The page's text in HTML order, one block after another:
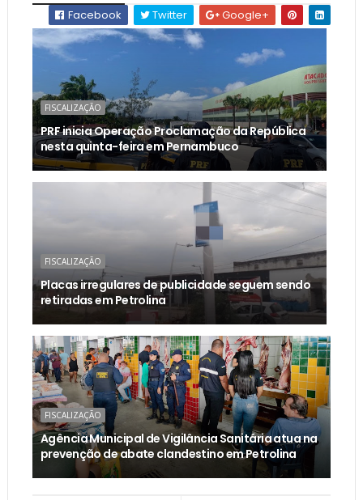
Facebook Twitter Google+
FISCALIZAÇÃO
PRF inicia Operação Proclamação da República
nesta quinta-feira em Pernambuco
FISCALIZAÇÃO
Placas irregulares de publicidade seguem sendo
retiradas em Petrolina
FISCALIZAÇÃO
Agência Municipal de Vigilância Sanitária atua na
prevenção de abate clandestino em Petrolina